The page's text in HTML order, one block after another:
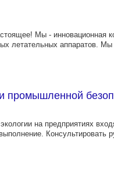
Мы - инновационная
летательных аппаратов.
промышленной
на предприятиях
Консультировать